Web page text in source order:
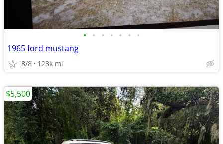
• • • • • • •
1965 ford mustang
8/8 123k mi
$5,500